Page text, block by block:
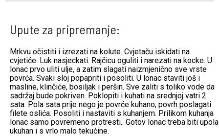
Upute za pripremanje:
Mrkvu očistiti i izrezati na kolute. Cvjetaču iskidati na
cvjetiće. Luk nasjeckati. Rajčicu oguliti i narezati na kocke. U
lonac prvo uliti ulje, a zatim slagati naizmjenično sve vrste
povrća. Svaki sloj popapriti i posoliti. U lonac staviti još i
masline, klinčiće, bosiljak i peršin. Sve zaliti s toliko vode da
sadržaj bude pokriven. Poklopiti i kuhati na srednjoj vatri 2
sata. Pola sata prije nego je povrće kuhano, povrh poslagati
filete oslića. Posoliti i nastaviti s kuhanjem. Prilikom kuhanja
lonac samo povremeno protresti.. Gotov lonac treba biti upola
ukuhan i s vrlo malo tekućine.